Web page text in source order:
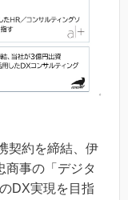
契約を締結、伊
商事の「デジタ
DX実現を目指